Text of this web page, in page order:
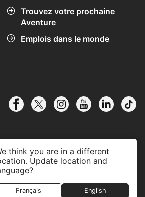
Trouvez votre prochaine
Aventure
Emplois dans le monde
think you are in a different
Update location and
Français English